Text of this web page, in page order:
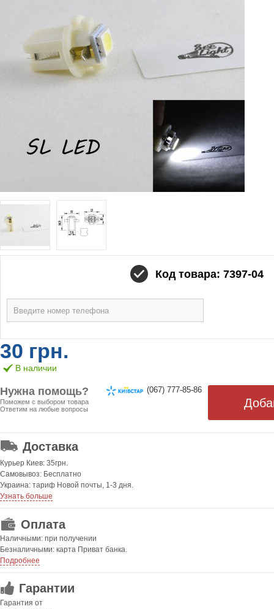
Код товара: 7397-04
30 грн.
В наличии
Нужна помощь?
Поможем с выбором товара
Ответим на любые вопросы
(067) 777-85-86
Доставка
Курьер Киев: 35грн.
Самовывоз: Бесплатно
Украина: тариф Новой почты, 1-3 дня.
Узнать больше
Оплата
Наличными: при получении
Безналичными: карта Приват банка.
Подробнее
Гарантии
Гарантия от